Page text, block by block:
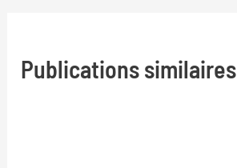
Publications similaires